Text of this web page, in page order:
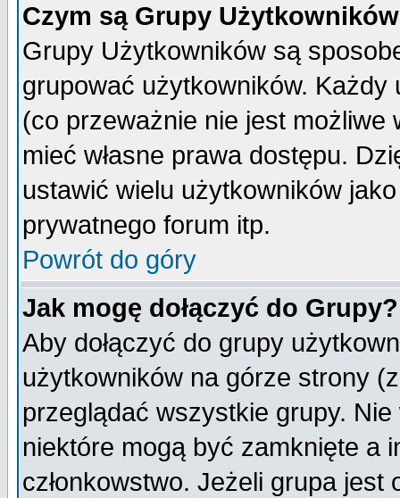
Czym są Grupy
Grupy Użytkowników są
grupować użytkowników.
(co przeważnie nie jest
mieć własne prawa dostępu.
ustawić wielu użytkowników
prywatnego forum itp.
Powrót do góry
Jak mogę dołączyć do Grupy?
Aby dołączyć do grupy
użytkowników na górze strony
przeglądać wszystkie grupy.
niektóre mogą być zamknięte a
członkowstwo. Jeżeli grupa